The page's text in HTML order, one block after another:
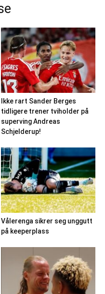
Ikke rart Sander Berges
tidligere trener tviholder på
superving Andreas
Schjelderup!
Vålerenga sikrer seg unggutt
på keeperplass